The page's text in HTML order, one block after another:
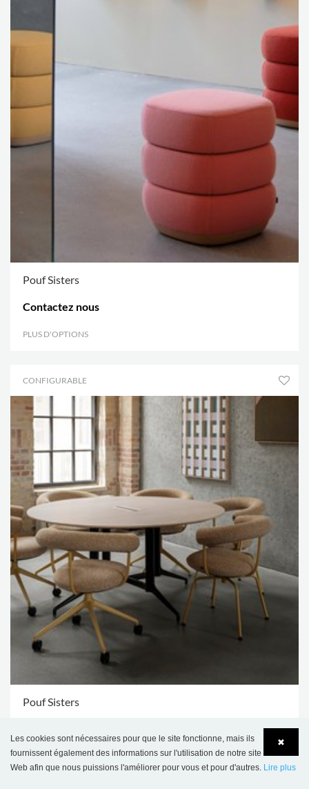
Pouf Sisters
Contactez nous
PLUS D'OPTIONS
CONFIGURABLE
Pouf Sisters
PLUS D'OPTIONS.
✖
Les cookies sont nécessaires pour que le site fonctionne, mais ils
fournissent également des informations sur l'utilisation de notre site
Web afin que nous puissions l'améliorer pour vous et pour d'autres. Lire plus